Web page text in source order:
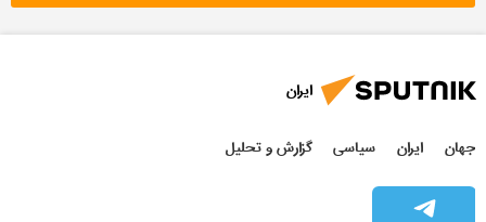
ایران
جهان ایران سیاسی گزارش و تحلیل